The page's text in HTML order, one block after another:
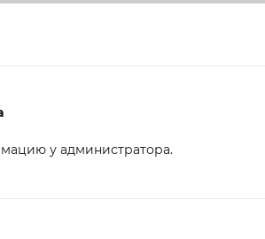
у администратора.